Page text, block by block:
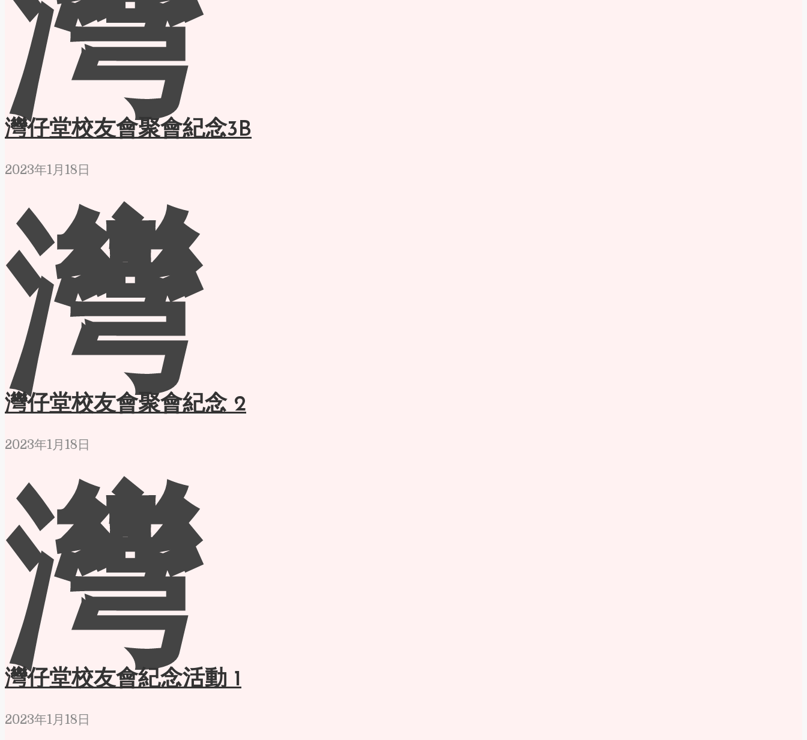
灣
灣仔堂校友會聚會紀念3B
2023年1月18日
灣
灣仔堂校友會聚會紀念 2
2023年1月18日
灣
灣仔堂校友會紀念活動 1
2023年1月18日